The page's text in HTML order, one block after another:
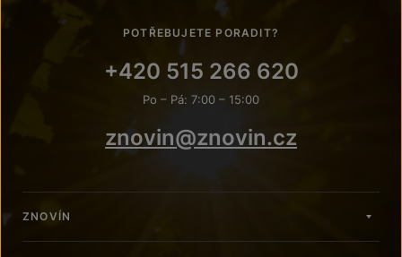
POTŘEBUJETE PORADIT?
+420 515 266 620
Po – Pá: 7:00 – 15:00
znovin@znovin.cz
ZNOVÍN